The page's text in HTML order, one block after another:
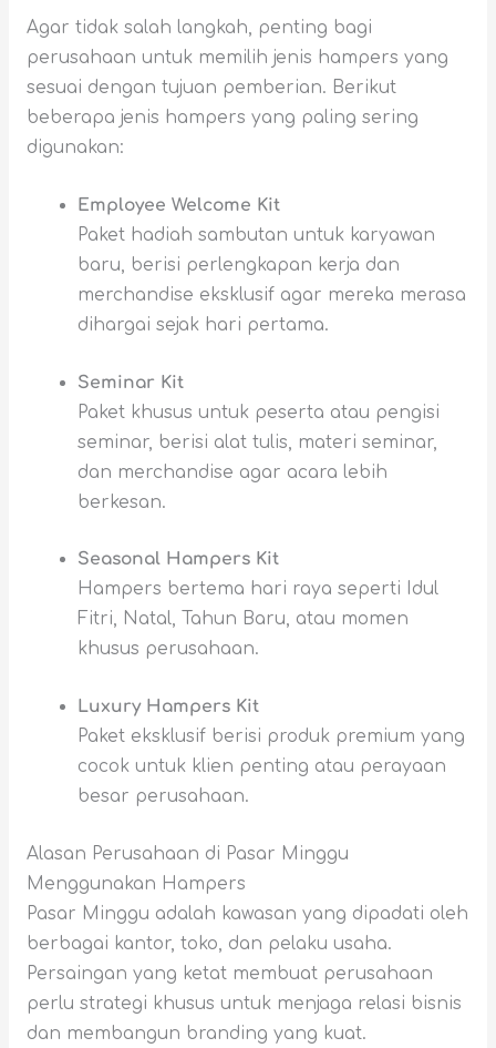
Agar tidak salah langkah, penting bagi
perusahaan untuk memilih jenis hampers yang
sesuai dengan tujuan pemberian. Berikut
beberapa jenis hampers yang paling sering
digunakan:
Employee Welcome Kit
Paket hadiah sambutan untuk karyawan
baru, berisi perlengkapan kerja dan
merchandise eksklusif agar mereka merasa
dihargai sejak hari pertama.
Seminar Kit
Paket khusus untuk peserta atau pengisi
seminar, berisi alat tulis, materi seminar,
dan merchandise agar acara lebih
berkesan.
Seasonal Hampers Kit
Hampers bertema hari raya seperti Idul
Fitri, Natal, Tahun Baru, atau momen
khusus perusahaan.
Luxury Hampers Kit
Paket eksklusif berisi produk premium yang
cocok untuk klien penting atau perayaan
besar perusahaan.
Alasan Perusahaan di Pasar Minggu
Menggunakan Hampers
Pasar Minggu adalah kawasan yang dipadati oleh
berbagai kantor, toko, dan pelaku usaha.
Persaingan yang ketat membuat perusahaan
perlu strategi khusus untuk menjaga relasi bisnis
dan membangun branding yang kuat.